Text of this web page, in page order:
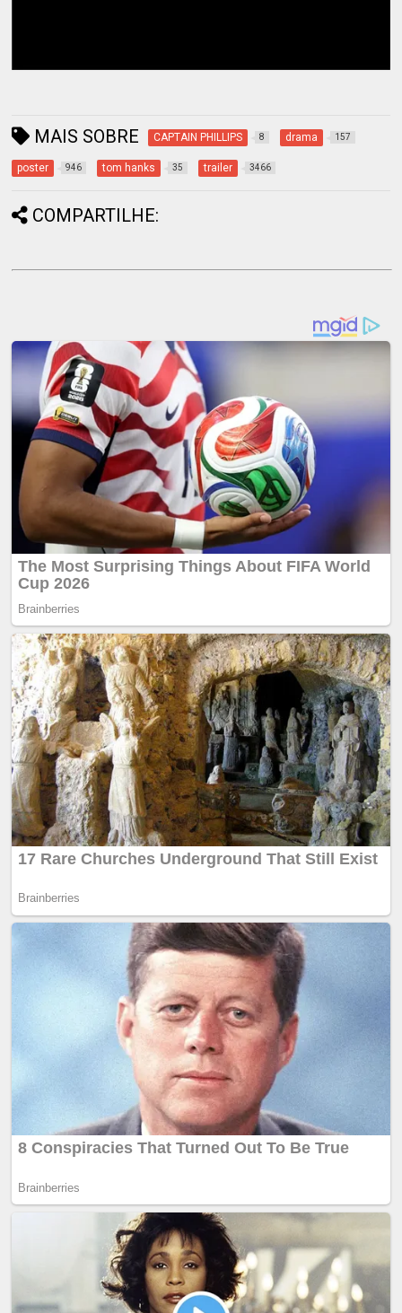
MAIS SOBRE CAPTAIN PHILLIPS 8 drama 157
poster 946 tom hanks 35 trailer 3466
COMPARTILHE: